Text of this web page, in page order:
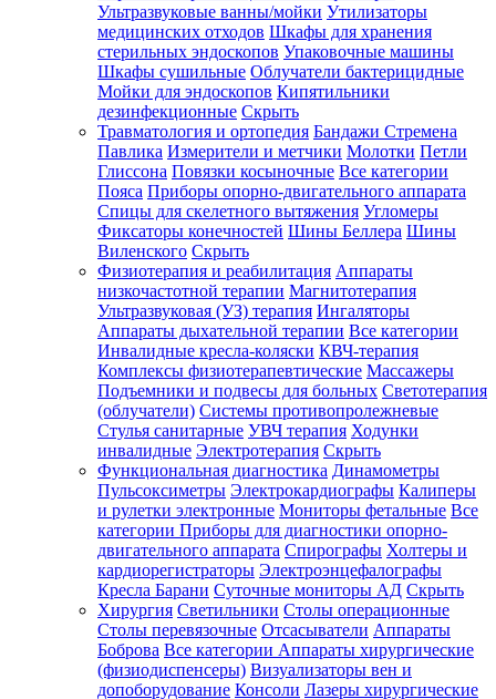
Ультразвуковые ванны/мойки Утилизаторы
медицинских отходов Шкафы для хранения
стерильных эндоскопов Упаковочные машины
Шкафы сушильные Облучатели бактерицидные
Мойки для эндоскопов Кипятильники
дезинфекционные Скрыть
Травматология и ортопедия Бандажи Стремена
Павлика Измерители и метчики Молотки Петли
Глиссона Повязки косыночные Все категории
Пояса Приборы опорно-двигательного аппарата
Спицы для скелетного вытяжения Угломеры
Фиксаторы конечностей Шины Беллера Шины
Виленского Скрыть
Физиотерапия и реабилитация Аппараты
низкочастотной терапии Магнитотерапия
Ультразвуковая (УЗ) терапия Ингаляторы
Аппараты дыхательной терапии Все категории
Инвалидные кресла-коляски КВЧ-терапия
Комплексы физиотерапевтические Массажеры
Подъемники и подвесы для больных Светотерапия
(облучатели) Системы противопролежневые
Стулья санитарные УВЧ терапия Ходунки
инвалидные Электротерапия Скрыть
Функциональная диагностика Динамометры
Пульсоксиметры Электрокардиографы Калиперы
и рулетки электронные Мониторы фетальные Все
категории Приборы для диагностики опорно-
двигательного аппарата Спирографы Холтеры и
кардиорегистраторы Электроэнцефалографы
Кресла Барани Суточные мониторы АД Скрыть
Хирургия Светильники Столы операционные
Столы перевязочные Отсасыватели Аппараты
Боброва Все категории Аппараты хирургические
(физиодиспенсеры) Визуализаторы вен и
допоборудование Консоли Лазеры хирургические